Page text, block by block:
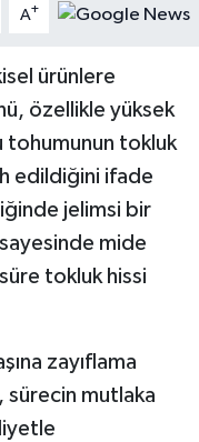
A+
ürünlere
özellikle yüksek
tohumunun tokluk
edildiğini ifade
jelimsi bir
sayesinde mide
tokluk hissi
zayıflama
sürecin mutlaka